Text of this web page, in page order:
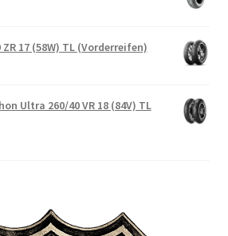
17 (58W) TL (Vorderreifen)
Ultra 260/40 VR 18 (84V) TL